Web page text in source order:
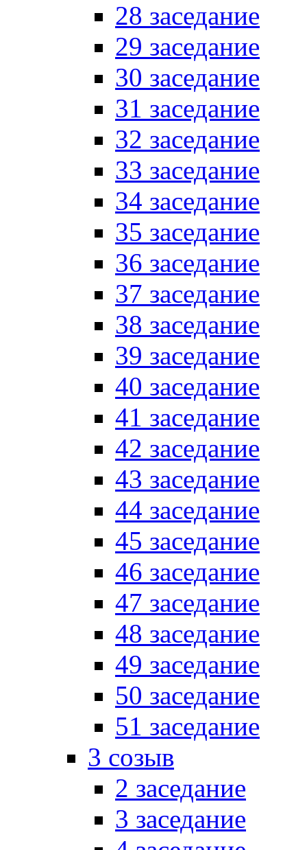
28 заседание
29 заседание
30 заседание
31 заседание
32 заседание
33 заседание
34 заседание
35 заседание
36 заседание
37 заседание
38 заседание
39 заседание
40 заседание
41 заседание
42 заседание
43 заседание
44 заседание
45 заседание
46 заседание
47 заседание
48 заседание
49 заседание
50 заседание
51 заседание
3 созыв
2 заседание
3 заседание